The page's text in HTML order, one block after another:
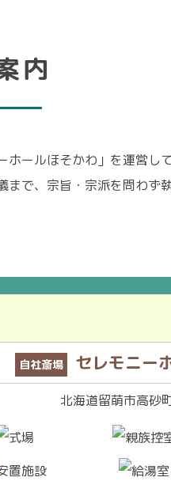
内
ールほそかわ」を運営し
で、宗旨・宗派を問わず
自社斎場 セレモニー
北海道留萌市高砂